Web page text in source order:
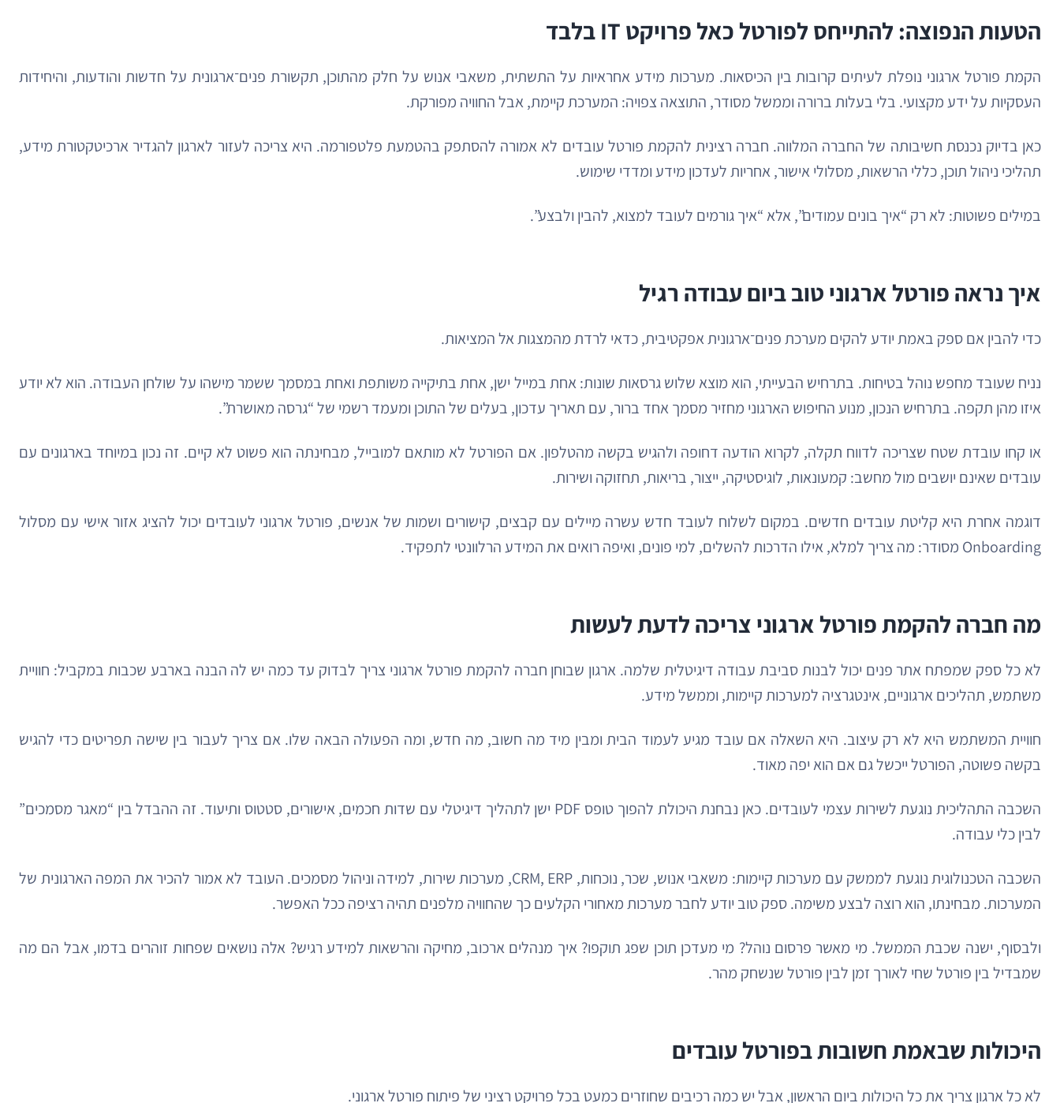
הטעות הנפוצה: להתייחס לפורטל כאל פרויקט IT בלבד
הקמת פורטל ארגוני נופלת לעיתים קרובות בין הכיסאות. מערכות מידע אחראיות על התשתית, משאבי אנוש על חלק מהתוכן, תקשורת פנים־ארגונית על חדשות והודעות, והיחידות
העסקיות על ידע מקצועי. בלי בעלות ברורה וממשל מסודר, התוצאה צפויה: המערכת קיימת, אבל החוויה מפורקת.
כאן בדיוק נכנסת חשיבותה של החברה המלווה. חברה רצינית להקמת פורטל עובדים לא אמורה להסתפק בהטמעת פלטפורמה. היא צריכה לעזור לארגון להגדיר ארכיטקטורת מידע,
תהליכי ניהול תוכן, כללי הרשאות, מסלולי אישור, אחריות לעדכון מידע ומדדי שימוש.
במילים פשוטות: לא רק “איך בונים עמודים”, אלא “איך גורמים לעובד למצוא, להבין ולבצע”.
איך נראה פורטל ארגוני טוב ביום עבודה רגיל
כדי להבין אם ספק באמת יודע להקים מערכת פנים־ארגונית אפקטיבית, כדאי לרדת מהמצגות אל המציאות.
נניח שעובד מחפש נוהל בטיחות. בתרחיש הבעייתי, הוא מוצא שלוש גרסאות שונות: אחת במייל ישן, אחת בתיקייה משותפת ואחת במסמך ששמר מישהו על שולחן העבודה. הוא לא יודע
איזו מהן תקפה. בתרחיש הנכון, מנוע החיפוש הארגוני מחזיר מסמך אחד ברור, עם תאריך עדכון, בעלים של התוכן ומעמד רשמי של “גרסה מאושרת”.
או קחו עובדת שטח שצריכה לדווח תקלה, לקרוא הודעה דחופה ולהגיש בקשה מהטלפון. אם הפורטל לא מותאם למובייל, מבחינתה הוא פשוט לא קיים. זה נכון במיוחד בארגונים עם
עובדים שאינם יושבים מול מחשב: קמעונאות, לוגיסטיקה, ייצור, בריאות, תחזוקה ושירות.
דוגמה אחרת היא קליטת עובדים חדשים. במקום לשלוח לעובד חדש עשרה מיילים עם קבצים, קישורים ושמות של אנשים, פורטל ארגוני לעובדים יכול להציג אזור אישי עם מסלול
Onboarding מסודר: מה צריך למלא, אילו הדרכות להשלים, למי פונים, ואיפה רואים את המידע הרלוונטי לתפקיד.
מה חברה להקמת פורטל ארגוני צריכה לדעת לעשות
לא כל ספק שמפתח אתר פנים יכול לבנות סביבת עבודה דיגיטלית שלמה. ארגון שבוחן חברה להקמת פורטל ארגוני צריך לבדוק עד כמה יש לה הבנה בארבע שכבות במקביל: חוויית
משתמש, תהליכים ארגוניים, אינטגרציה למערכות קיימות, וממשל מידע.
חוויית המשתמש היא לא רק עיצוב. היא השאלה אם עובד מגיע לעמוד הבית ומבין מיד מה חשוב, מה חדש, ומה הפעולה הבאה שלו. אם צריך לעבור בין שישה תפריטים כדי להגיש
בקשה פשוטה, הפורטל ייכשל גם אם הוא יפה מאוד.
השכבה התהליכית נוגעת לשירות עצמי לעובדים. כאן נבחנת היכולת להפוך טופס PDF ישן לתהליך דיגיטלי עם שדות חכמים, אישורים, סטטוס ותיעוד. זה ההבדל בין “מאגר מסמכים”
לבין כלי עבודה.
השכבה הטכנולוגית נוגעת לממשק עם מערכות קיימות: משאבי אנוש, שכר, נוכחות, CRM, ERP, מערכות שירות, למידה וניהול מסמכים. העובד לא אמור להכיר את המפה הארגונית של
המערכות. מבחינתו, הוא רוצה לבצע משימה. ספק טוב יודע לחבר מערכות מאחורי הקלעים כך שהחוויה מלפנים תהיה רציפה ככל האפשר.
ולבסוף, ישנה שכבת הממשל. מי מאשר פרסום נוהל? מי מעדכן תוכן שפג תוקפו? איך מנהלים ארכוב, מחיקה והרשאות למידע רגיש? אלה נושאים שפחות זוהרים בדמו, אבל הם מה
שמבדיל בין פורטל שחי לאורך זמן לבין פורטל שנשחק מהר.
היכולות שבאמת חשובות בפורטל עובדים
לא כל ארגון צריך את כל היכולות ביום הראשון, אבל יש כמה רכיבים שחוזרים כמעט בכל פרויקט רציני של פיתוח פורטל ארגוני.